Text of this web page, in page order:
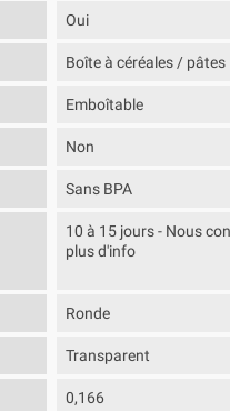
Oui
Boîte à céréales / pâtes
Emboîtable
Non
Sans BPA
10 à 15 jours - Nous
plus d'info
Ronde
Transparent
0,166